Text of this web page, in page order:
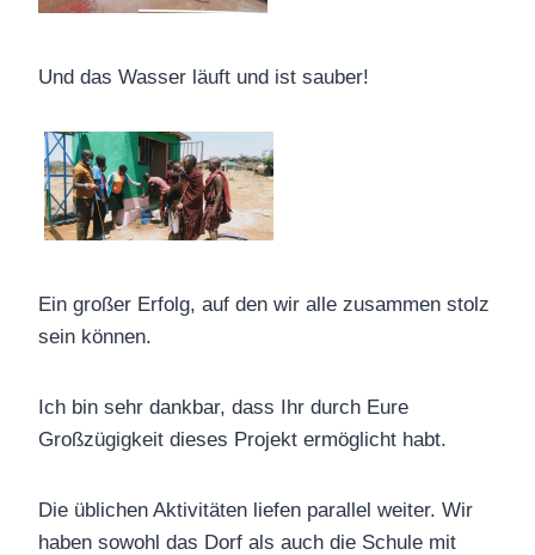
Und das Wasser läuft und ist sauber!
Ein großer Erfolg, auf den wir alle zusammen stolz
sein können.
Ich bin sehr dankbar, dass Ihr durch Eure
Großzügigkeit dieses Projekt ermöglicht habt.
Die üblichen Aktivitäten liefen parallel weiter. Wir
haben sowohl das Dorf als auch die Schule mit